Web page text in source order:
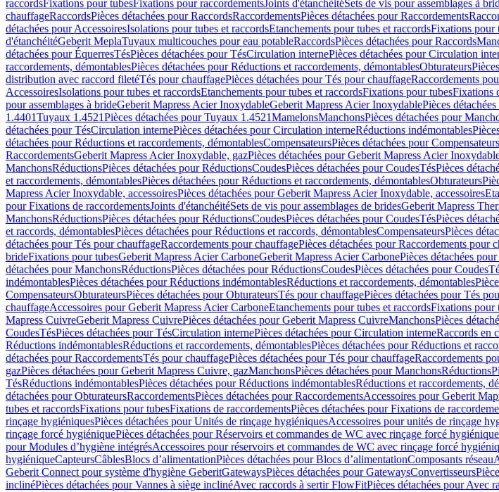
raccordsFixations pour tubesFixations pour raccordementsJoints d'étanchéitéSets de vis pour assemblages à
chauffageRaccordsPièces détachées pour RaccordsRaccordementsPièces détachées pour Raccordements
détachées pour AccessoiresIsolations pour tubes et raccordsEtanchements pour tubes et raccordsFixations pour
d'étanchéitéGeberit MeplaTuyaux multicouches pour eau potableRaccordsPièces détachées pour Raccords
détachées pour ÉquerresTésPièces détachées pour TésCirculation internePièces détachées pour Circulation
raccordements, démontablesPièces détachées pour Réductions et raccordements, démontablesObturateurs
distribution avec raccord filetéTés pour chauffagePièces détachées pour Tés pour chauffageRaccordements
AccessoiresIsolations pour tubes et raccordsEtanchements pour tubes et raccordsFixations pour tubesFixations
pour assemblages à brideGeberit Mapress Acier InoxydableGeberit Mapress Acier InoxydablePièces
1.4401Tuyaux 1.4521Pièces détachées pour Tuyaux 1.4521MamelonsManchonsPièces détachées pour
détachées pour TésCirculation internePièces détachées pour Circulation interneRéductions indémontables
détachées pour Réductions et raccordements, démontablesCompensateursPièces détachées pour Compensateurs
RaccordementsGeberit Mapress Acier Inoxydable, gazPièces détachées pour Geberit Mapress Acier
ManchonsRéductionsPièces détachées pour RéductionsCoudesPièces détachées pour CoudesTésPièces
et raccordements, démontablesPièces détachées pour Réductions et raccordements, démontablesObturateurs
Mapress Acier Inoxydable, accessoiresPièces détachées pour Geberit Mapress Acier Inoxydable, accessoires
pour Fixations de raccordementsJoints d'étanchéitéSets de vis pour assemblages de bridesGeberit Mapress
ManchonsRéductionsPièces détachées pour RéductionsCoudesPièces détachées pour CoudesTésPièces
et raccords, démontablesPièces détachées pour Réductions et raccords, démontablesCompensateursPièces
détachées pour Tés pour chauffageRaccordements pour chauffagePièces détachées pour Raccordements pour
brideFixations pour tubesGeberit Mapress Acier CarboneGeberit Mapress Acier CarbonePièces détachées
détachées pour ManchonsRéductionsPièces détachées pour RéductionsCoudesPièces détachées pour Coudes
indémontablesPièces détachées pour Réductions indémontablesRéductions et raccordements, démontables
CompensateursObturateursPièces détachées pour ObturateursTés pour chauffagePièces détachées pour Tés
chauffageAccessoires pour Geberit Mapress Acier CarboneEtanchements pour tubes et raccordsFixations pour
Mapress CuivreGeberit Mapress CuivrePièces détachées pour Geberit Mapress CuivreManchonsPièces
CoudesTésPièces détachées pour TésCirculation internePièces détachées pour Circulation interneRaccords en
Réductions indémontablesRéductions et raccordements, démontablesPièces détachées pour Réductions et
détachées pour RaccordementsTés pour chauffagePièces détachées pour Tés pour chauffageRaccordements
gazPièces détachées pour Geberit Mapress Cuivre, gazManchonsPièces détachées pour ManchonsRéductions
TésRéductions indémontablesPièces détachées pour Réductions indémontablesRéductions et raccordements,
détachées pour ObturateursRaccordementsPièces détachées pour RaccordementsAccessoires pour Geberit
tubes et raccordsFixations pour tubesFixations de raccordementsPièces détachées pour Fixations de
rinçage hygiéniquesPièces détachées pour Unités de rinçage hygiéniquesAccessoires pour unités de rinçage
rinçage forcé hygiéniquePièces détachées pour Réservoirs et commandes de WC avec rinçage forcé hygiénique
pour Modules d’hygiène intégrésAccessoires pour réservoirs et commandes de WC avec rinçage forcé
hygiéniqueCapteursCâblesBlocs d’alimentationPièces détachées pour Blocs d’alimentationComposants réseau
Geberit Connect pour système d'hygiène GeberitGatewaysPièces détachées pour GatewaysConvertisseurs
inclinéPièces détachées pour Vannes à siège inclinéAvec raccords à sertir FlowFitPièces détachées pour Avec